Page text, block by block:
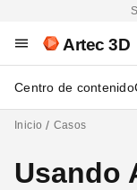
Artec 3D
Centro de contenido
Inicio Casos
Usando